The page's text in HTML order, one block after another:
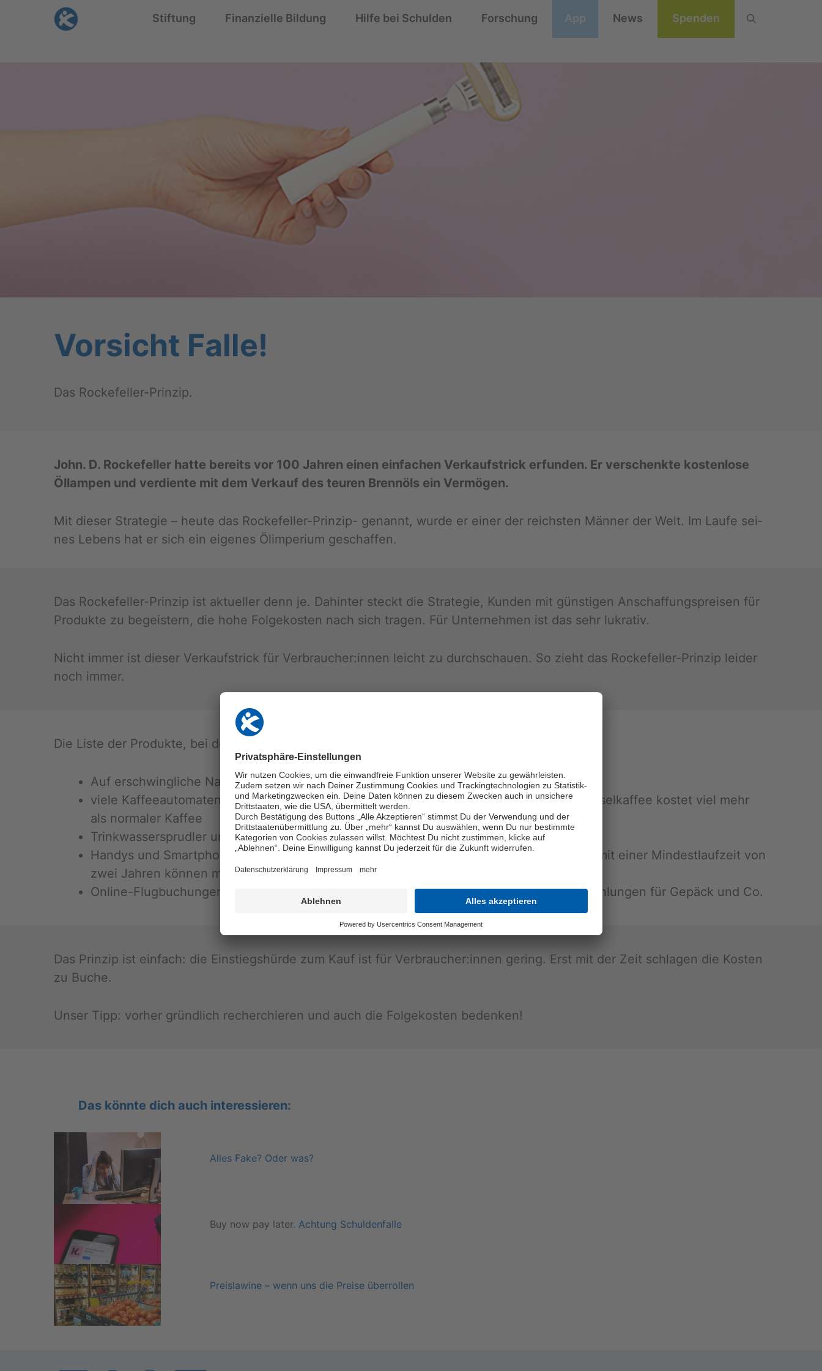
Stiftung Finanzielle Bildung Hilfe bei Schulden Forschung App News Spenden
Vor­sicht Falle!
Das Ro­cke­fel­ler-Prin­zip.
John. D. Ro­cke­fel­ler hatte be­reits vor 100 Jah­ren einen ein­fa­chen Ver­kauf­strick er­fun­den. Er ver­schenk­te kos­ten­lo­se
Öl­lam­pen und ver­dien­te mit dem Ver­kauf des teu­ren Brenn­öls ein Ver­mö­gen.
Mit die­ser Stra­te­gie – heute das Ro­cke­fel­ler-Prin­zip- ge­nannt, wurde er einer der reichs­ten Män­ner der Welt. Im Laufe sei­
nes Le­bens hat er sich ein ei­ge­nes Öl­im­pe­ri­um ge­schaf­fen.
Das Ro­cke­fel­ler-Prin­zip ist ak­tu­el­ler denn je. Da­hin­ter steckt die Stra­te­gie, Kun­den mit güns­ti­gen An­schaf­fungs­prei­sen für
Pro­duk­te zu be­geis­tern, die hohe Fol­ge­kos­ten nach sich tra­gen. Für Un­ter­neh­men ist das sehr lu­kra­tiv.
Nicht immer ist die­ser Ver­kauf­strick für Ver­brau­cher:innen leicht zu durch­schau­en. So zieht das Ro­cke­fel­ler-Prin­zip lei­der
noch immer.
Die Liste der Pro­duk­te, bei denen der Kos­ten­teu­fel im De­tail steckt, ist lang:
Auf er­schwing­li­che Nass­ra­sie­rer fol­gen teure Ra­sier­klin­gen
viele Kaf­fee­au­to­ma­ten sind preis­güns­tig, Kaf­fee-Kap­seln aber teuer – denn ein Kilo Kap­sel­kaf­fee kos­tet viel mehr
als nor­ma­ler Kaf­fee
Trink­was­ser­sprud­ler und Co2-Kar­tu­schen
Han­dys und Smart­pho­nes wer­den häu­fig zum Null­ta­rif an­ge­bo­ten, aber Han­dy­ver­trä­ge mit einer Min­dest­lauf­zeit von
zwei Jah­ren kön­nen mäch­tig zu Buche schla­gen
On­line-Flug­bu­chun­gen gibt es zum Schnäpp­chen­preis, aber dafür win­ken teure Nach­zah­lun­gen für Ge­päck und Co.
Das Prin­zip ist ein­fach: die Ein­stiegs­hür­de zum Kauf ist für Ver­brau­cher:innen ge­ring. Erst mit der Zeit schla­gen die Kos­ten
zu Buche.
Unser Tipp: vor­her gründ­lich re­cher­chie­ren und auch die Fol­ge­kos­ten be­den­ken!
Das könn­te dich auch in­ter­es­sie­ren:
Alles Fake? Oder was?
Buy now pay later. Ach­tung Schul­den­fal­le
Preisla­wi­ne – wenn uns die Prei­se über­rol­len